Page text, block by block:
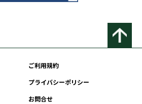
ご利用規約
プライバシーポリシー
お問合せ